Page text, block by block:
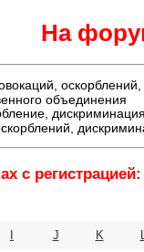
На
объединения
с
J K